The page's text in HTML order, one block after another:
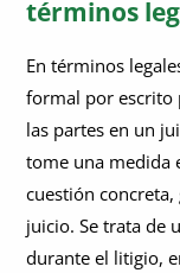
¿Son las
¿Cuál es la
¿Cuál es la
petición?
¿Cómo preparar
¿Cómo
términos
En términos
formal por escrito
las partes en un
tome una medida
cuestión
juicio. Se trata de
durante el litigio,